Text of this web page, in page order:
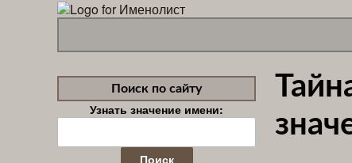
Поиск по сайту
Узнать значение имени:
Найти: